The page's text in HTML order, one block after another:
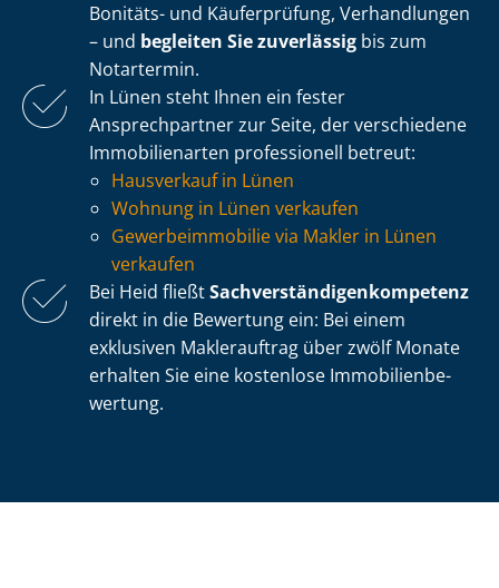
Bonitäts- und Käuferprüfung, Verhandlungen
– und begleiten Sie zuverlässig bis zum
Notartermin.
In Lünen steht Ihnen ein fester
Ansprechpartner zur Seite, der verschiedene
Immobilienarten professionell betreut:
Hausverkauf in Lünen
Wohnung in Lünen verkaufen
Ge­wer­be­im­mo­bi­lie via Makler in Lünen
verkaufen
Bei Heid fließtSach­ver­stän­di­gen­kom­pe­tenz
direkt in die Bewertung ein: Bei einem
exklusiven Maklerauftrag über zwölf Monate
erhalten Sie eine kostenlose Im­mo­bi­li­en­be­
wer­tung.